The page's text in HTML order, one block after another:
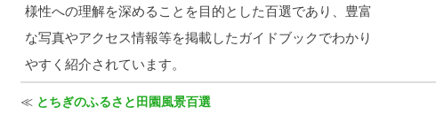
様性への理解を深めることを目的とした百選であり、豊富
な写真やアクセス情報等を掲載したガイドブックでわかり
やすく紹介されています。
≪ とちぎのふるさと田園風景百選